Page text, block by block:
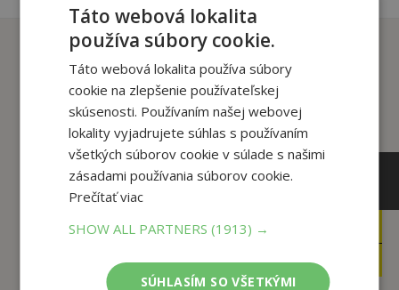
Zákazníci, ktorí si kúpili
tento titul si tiež kúpili
32,94€
31 €
Táto webová lokalita
používa súbory cookie.
Táto webová lokalita používa súbory
cookie na zlepšenie používateľskej
skúsenosti. Používaním našej webovej
lokality vyjadrujete súhlas s používaním
všetkých súborov cookie v súlade s našimi
zásadami používania súborov cookie.
Prečítať viac
SHOW ALL PARTNERS(1913) →
SÚHLASÍM SO VŠETKÝMI